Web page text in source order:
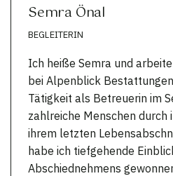
Semra Önal
BEGLEITERIN
Ich heiße Semra und
bei Alpenblick
Tätigkeit als Betreuerin im
zahlreiche Menschen durch
ihrem letzten
habe ich tiefgehende
Abschiednehmens